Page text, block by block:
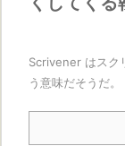
Scrivener はスク
う意味だそうだ